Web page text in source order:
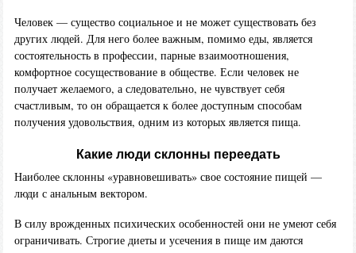
Человек — существо социальное и не может существовать без
других людей. Для него более важным, помимо еды, является
состоятельность в профессии, парные взаимоотношения,
комфортное сосуществование в обществе. Если человек не
получает желаемого, а следовательно, не чувствует себя
счастливым, то он обращается к более доступным способам
получения удовольствия, одним из которых является пища.
Какие люди склонны переедать
Наиболее склонны «уравновешивать» свое состояние пищей —
люди с анальным вектором.
В силу врожденных психических особенностей они не умеют себя
ограничивать. Строгие диеты и усечения в пище им даются